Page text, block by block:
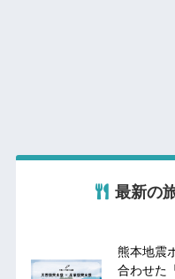
最新の
熊本地震
合わせた